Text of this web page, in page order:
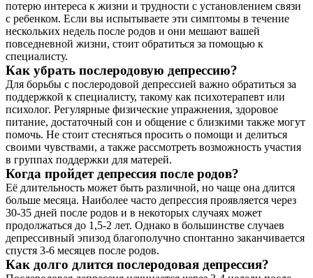
потерю интереса к жизни и трудности с установлением связи
с ребенком. Если вы испытываете эти симптомы в течение
нескольких недель после родов и они мешают вашей
повседневной жизни, стоит обратиться за помощью к
специалисту.
Как убрать послеродовую депрессию?
Для борьбы с послеродовой депрессией важно обратиться за
поддержкой к специалисту, такому как психотерапевт или
психолог. Регулярные физические упражнения, здоровое
питание, достаточный сон и общение с близкими также могут
помочь. Не стоит стесняться просить о помощи и делиться
своими чувствами, а также рассмотреть возможность участия
в группах поддержки для матерей.
Когда пройдет депрессия после родов?
Её длительность может быть различной, но чаще она длится
больше месяца. Наиболее часто депрессия проявляется через
30-35 дней после родов и в некоторых случаях может
продолжаться до 1,5-2 лет. Однако в большинстве случаев
депрессивный эпизод благополучно спонтанно заканчивается
спустя 3-6 месяцев после родов.
Как долго длится послеродовая депрессия?